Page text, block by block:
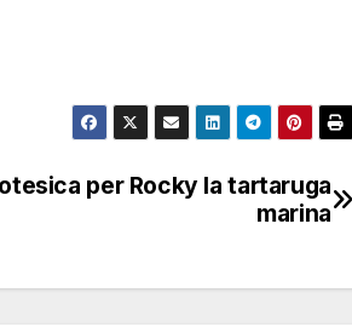
per Rocky la tartaruga
marina